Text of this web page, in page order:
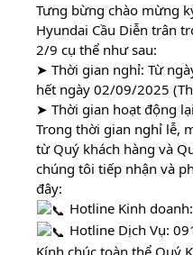
Tưng bừng chào mừng
Hyundai Cầu Diễn trân
2/9 cụ thể như sau:
➤ Thời gian nghỉ: Từ
hết ngày 02/09/2025
➤ Thời gian hoạt động
Trong thời gian nghỉ lễ,
từ Quý khách hàng và
chúng tôi tiếp nhận và
đây:
Hotline Kinh doanh:
Hotline Dịch Vụ:
Kính chúc toàn thể Quý